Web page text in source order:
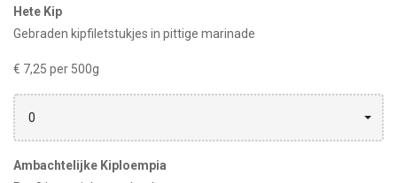
Hete Kip
Gebraden kipfiletstukjes in pittige marinade
€ 7,25 per 500g
0
Ambachtelijke Kiploempia